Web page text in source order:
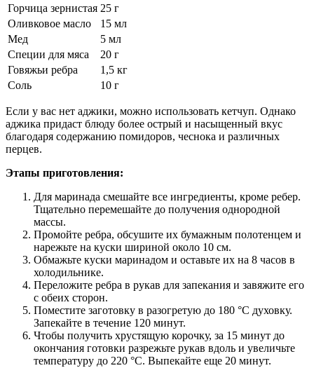
Горчица зернистая 25 г
Оливковое масло
15 мл
Мед
5 мл
Специи для мяса
20 г
Говяжьи ребра
1,5 кг
Соль
10 г
Если у вас нет аджики, можно использовать кетчуп. Однако
аджика придаст блюду более острый и насыщенный вкус
благодаря содержанию помидоров, чеснока и различных
перцев.
Этапы приготовления:
Для маринада смешайте все ингредиенты, кроме ребер.
Тщательно перемешайте до получения однородной
массы.
Промойте ребра, обсушите их бумажным полотенцем и
нарежьте на куски шириной около 10 см.
Обмажьте куски маринадом и оставьте их на 8 часов в
холодильнике.
Переложите ребра в рукав для запекания и завяжите его
с обеих сторон.
Поместите заготовку в разогретую до 180 °С духовку.
Запекайте в течение 120 минут.
Чтобы получить хрустящую корочку, за 15 минут до
окончания готовки разрежьте рукав вдоль и увеличьте
температуру до 220 °С. Выпекайте еще 20 минут.